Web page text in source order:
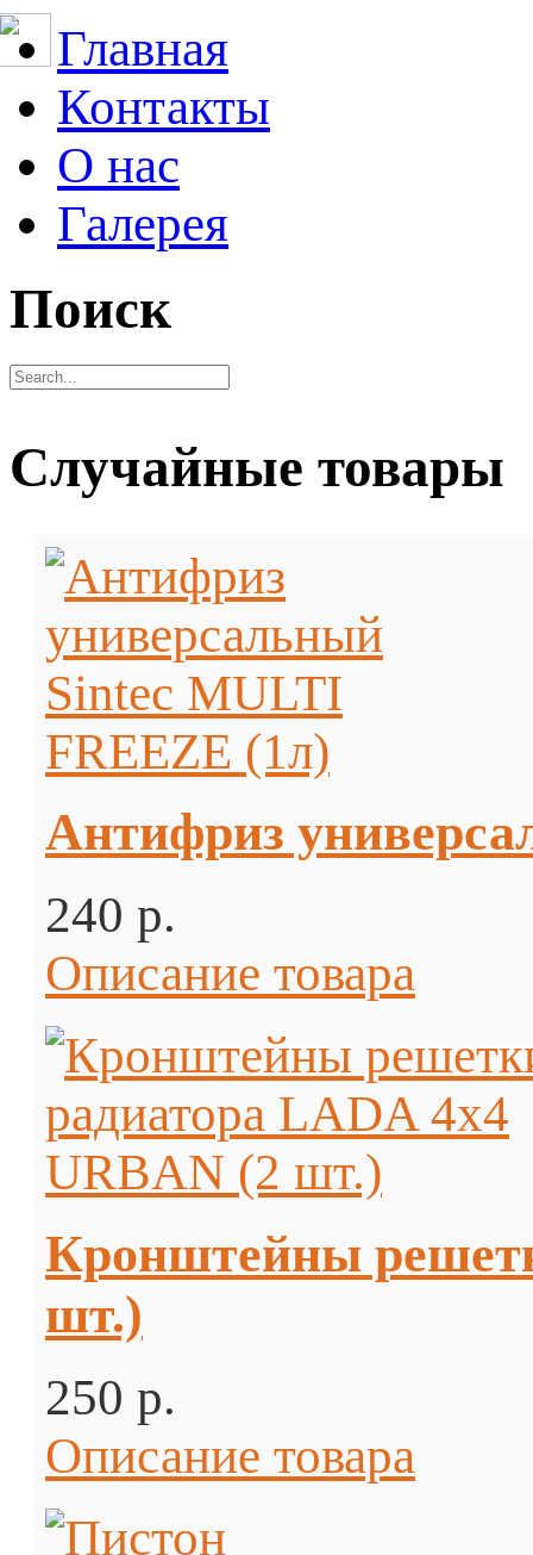
Главная
Контакты
О нас
Галерея
Поиск
Случайные товары
Антифриз
240 p.
Описание товара
Кронштейны
шт.)
250 p.
Описание товара